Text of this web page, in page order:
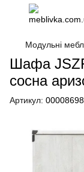
Модульні
Шафа
сосна
Артикул: